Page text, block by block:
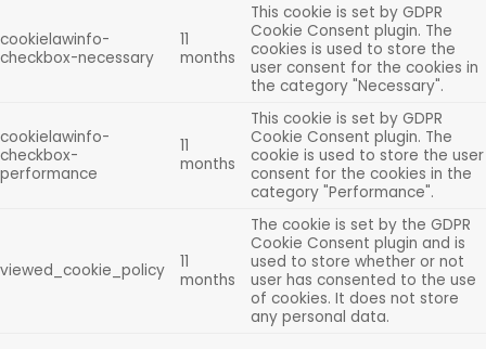
cookielawinfo-
checkbox-necessary
11
months
This cookie is set by GDPR
Cookie Consent plugin. The
cookies is used to store the
user consent for the cookies in
the category "Necessary".
cookielawinfo-
checkbox-
performance
11
months
This cookie is set by GDPR
Cookie Consent plugin. The
cookie is used to store the user
consent for the cookies in the
category "Performance".
viewed_cookie_policy
11
months
The cookie is set by the GDPR
Cookie Consent plugin and is
used to store whether or not
user has consented to the use
of cookies. It does not store
any personal data.